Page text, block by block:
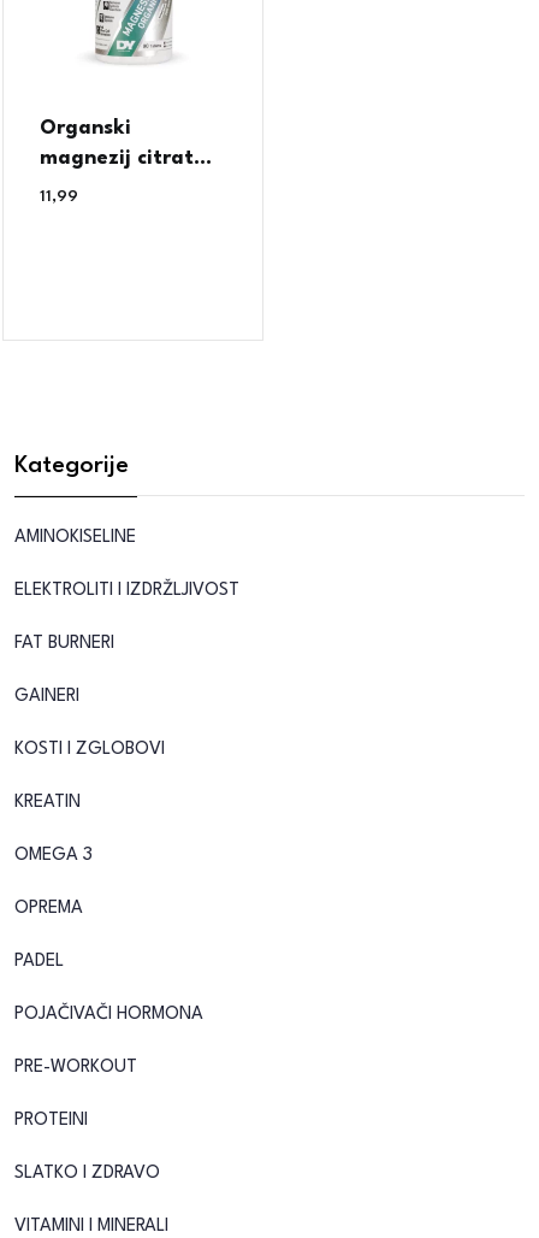
Organski
magnezij citrat...
11,99
Kategorije
AMINOKISELINE
ELEKTROLITI I IZDRŽLJIVOST
FAT BURNERI
GAINERI
KOSTI I ZGLOBOVI
KREATIN
OMEGA 3
OPREMA
PADEL
POJAČIVAČI HORMONA
PRE-WORKOUT
PROTEINI
SLATKO I ZDRAVO
VITAMINI I MINERALI